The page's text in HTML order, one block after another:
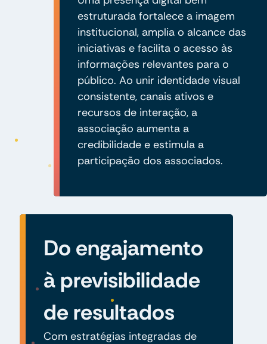
estruturada fortalece a imagem
institucional, amplia o alcance das
iniciativas e facilita o acesso às
informações relevantes para o
público. Ao unir identidade visual
consistente, canais ativos e
recursos de interação, a
associação aumenta a
credibilidade e estimula a
participação dos associados.
Do engajamento
à previsibilidade
de resultados
Com estratégias integradas de